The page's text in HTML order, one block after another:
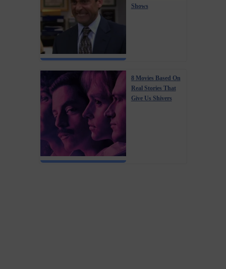
Shows
8 Movies Based On
Real Stories That
Give Us Shivers